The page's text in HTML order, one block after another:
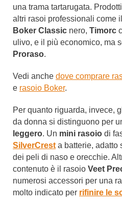
una trama tartarugata.
altri rasoi professionali come
Boker Classic nero, Timorc
ulivo, e il più economico, ma
Proraso.
Vedi anche dove comprare
e rasoio Boker.
Per quanto riguarda, invece,
da donna si distinguono per
leggero. Un mini rasoio di
SilverCrest a batterie, adatto
dei peli di naso e orecchie.
contenuto è il rasoio Veet
numerosi accessori per una
molto indicato per rifinire le